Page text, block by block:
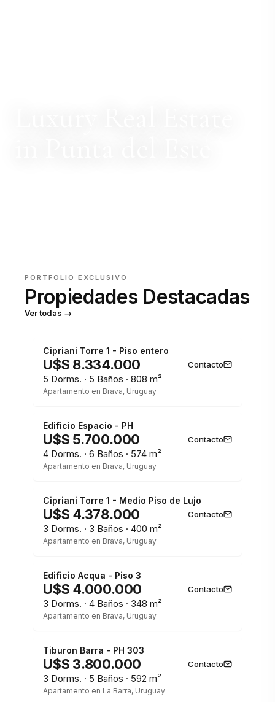
PORTFOLIO EXCLUSIVO
Propiedades Destacadas
Ver todas →
Cipriani Torre 1 - Piso entero
U$S 8.334.000 Contacto
5 Dorms. · 5 Baños · 808 m²
Apartamento en Brava, Uruguay
Edificio Espacio - PH
U$S 5.700.000 Contacto
4 Dorms. · 6 Baños · 574 m²
Apartamento en Brava, Uruguay
Cipriani Torre 1 - Medio Piso de Lujo
U$S 4.378.000 Contacto
3 Dorms. · 3 Baños · 400 m²
Apartamento en Brava, Uruguay
Edificio Acqua - Piso 3
U$S 4.000.000 Contacto
3 Dorms. · 4 Baños · 348 m²
Apartamento en Brava, Uruguay
Tiburon Barra - PH 303
U$S 3.800.000 Contacto
3 Dorms. · 5 Baños · 592 m²
Apartamento en La Barra, Uruguay